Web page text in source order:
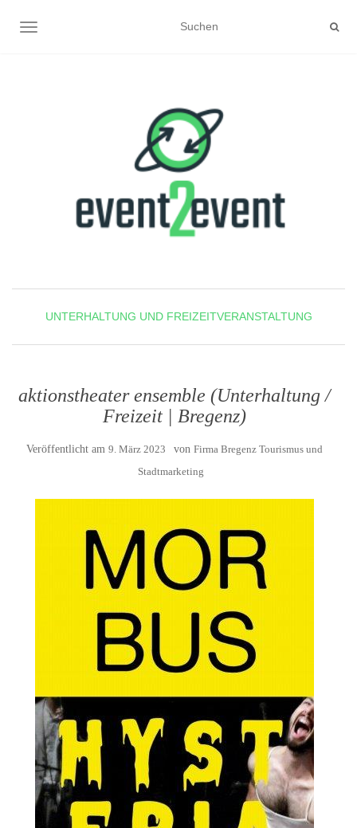
NAVIGATION UMSCHALTEN
UNTERHALTUNG UND FREIZEITVERANSTALTUNG
aktionstheater ensemble (Unterhaltung /
Freizeit | Bregenz)
Veröffentlicht am 9. März 2023 von Firma Bregenz Tourismus und
Stadtmarketing